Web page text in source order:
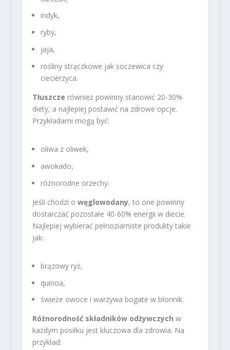
indyk,
ryby,
jaja,
rośliny strączkowe jak soczewica czy
ciecierzyca.
Tłuszcze również powinny stanowić 20-30%
diety, a najlepiej postawić na zdrowe opcje.
Przykładami mogą być:
oliwa z oliwek,
awokado,
różnorodne orzechy.
Jeśli chodzi o węglowodany, to one powinny
dostarczać pozostałe 40-60% energii w diecie.
Najlepiej wybierać pełnoziarniste produkty takie
jak:
brązowy ryż,
quinoa,
świeże owoce i warzywa bogate w błonnik.
Różnorodność składników odżywczych w
każdym posiłku jest kluczowa dla zdrowia. Na
przykład: